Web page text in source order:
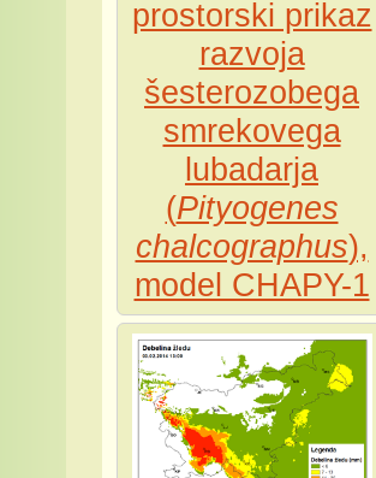
prostorski prikaz
razvoja
šesterozobega
smrekovega
lubadarja
(Pityogenes
chalcographus),
model CHAPY-1